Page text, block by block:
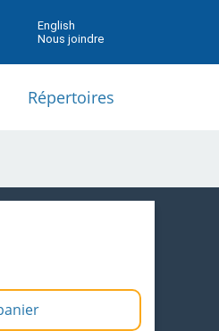
English
Nous joindre
Répertoires